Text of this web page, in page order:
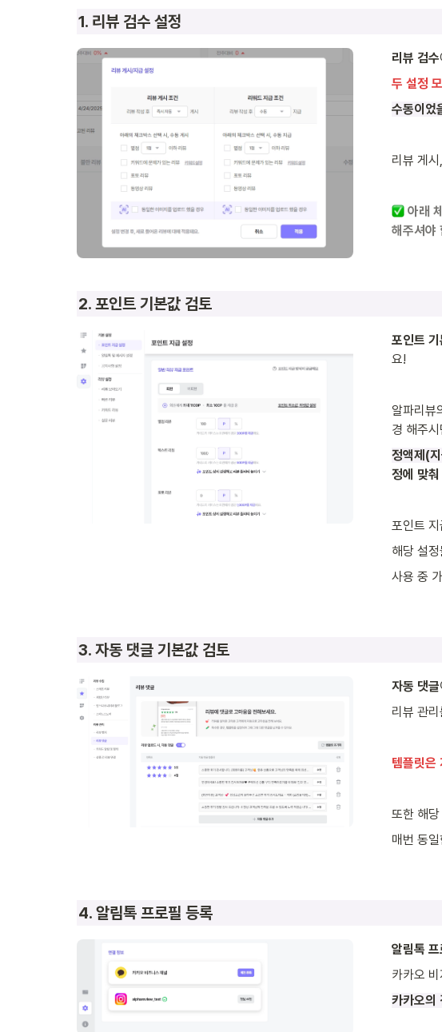
1. 리뷰 검수 설정
리뷰 검수
두 설정
수동이었
리뷰 게
아래
해주셔야
2. 포인트 기본값 검토
포인트
요!
알파리뷰
경 해주
정액제(
정에 맞
포인트
해당 설
사용 중
3. 자동 댓글 기본값 검토
자동 댓글
리뷰 관
템플릿은
또한 해
매번 동
4. 알림톡 프로필 등록
알림톡
카카오
카카오의